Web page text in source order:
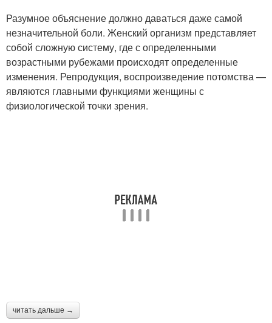
Разумное объяснение должно даваться даже самой
незначительной боли. Женский организм представляет
собой сложную систему, где с определенными
возрастными рубежами происходят определенные
изменения. Репродукция, воспроизведение потомства —
являются главными функциями женщины с
физиологической точки зрения.
читать дальше →